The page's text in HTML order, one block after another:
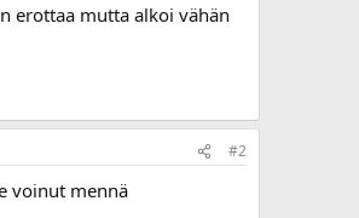
erottaa mutta alkoi vähän
#2
voinut mennä